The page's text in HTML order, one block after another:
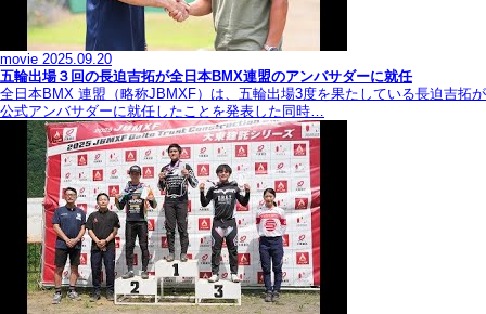
movie 2025.09.20
五輪出場３回の長迫吉拓が全日本BMX連盟のアンバサダーに就任
全日本BMX 連盟（略称JBMXF）は、五輪出場3度を果たしている長迫吉拓が
公式アンバサダーに就任したことを発表した同時…